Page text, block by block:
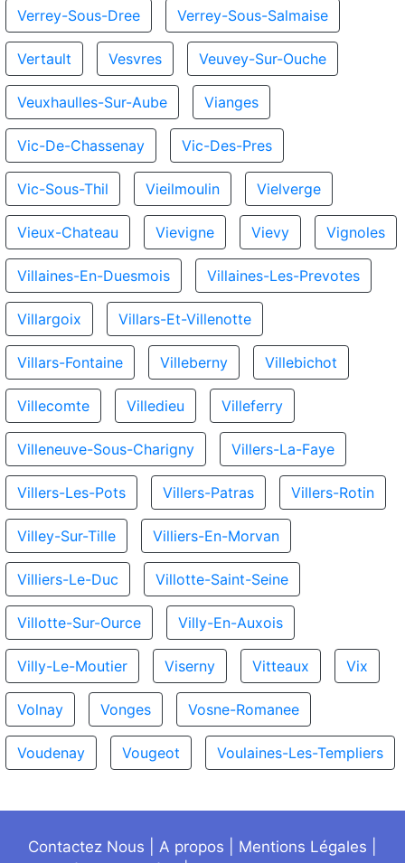
Verrey-Sous-Dree Verrey-Sous-Salmaise
Vertault Vesvres Veuvey-Sur-Ouche
Veuxhaulles-Sur-Aube Vianges
Vic-De-Chassenay Vic-Des-Pres
Vic-Sous-Thil Vieilmoulin Vielverge
Vieux-Chateau Vievigne Vievy Vignoles
Villaines-En-Duesmois Villaines-Les-Prevotes
Villargoix Villars-Et-Villenotte
Villars-Fontaine Villeberny Villebichot
Villecomte Villedieu Villeferry
Villeneuve-Sous-Charigny Villers-La-Faye
Villers-Les-Pots Villers-Patras Villers-Rotin
Villey-Sur-Tille Villiers-En-Morvan
Villiers-Le-Duc Villotte-Saint-Seine
Villotte-Sur-Ource Villy-En-Auxois
Villy-Le-Moutier Viserny Vitteaux Vix
Volnay Vonges Vosne-Romanee
Voudenay Vougeot Voulaines-Les-Templiers
Contactez Nous A propos Mentions Légales